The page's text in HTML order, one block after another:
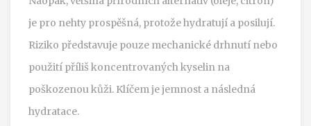
je pro nehty prospěšná, protože hydratují a posilují.
Riziko představuje pouze mechanické drhnutí nebo
použití příliš koncentrovaných kyselin na
poškozenou kůži. Klíčem je jemnost a následná
hydratace.